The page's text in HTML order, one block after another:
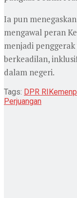
Ia pun
mengawal peran
menjadi
berkeadilan,
dalam negeri.
Tags: DPR RI
Perjuangan